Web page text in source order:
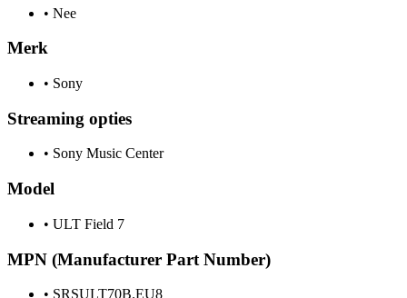
• Nee
Merk
• Sony
Streaming opties
• Sony Music Center
Model
• ULT Field 7
MPN (Manufacturer Part Number)
• SRSULT70B.EU8